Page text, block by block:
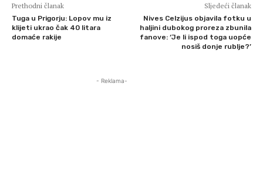
Prethodni članak
Tuga u Prigorju: Lopov mu iz
klijeti ukrao čak 40 litara
domaće rakije
Sljedeći članak
Nives Celzijus objavila fotku u
haljini dubokog proreza zbunila
fanove: ‘Je li ispod toga uopće
nosiš donje rublje?’
- Reklama-